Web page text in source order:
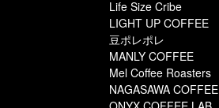
Life Size Cribe
LIGHT UP COFFEE
豆ポレポレ
MANLY COFFEE
Mel Coffee Roasters
NAGASAWA COFFEE